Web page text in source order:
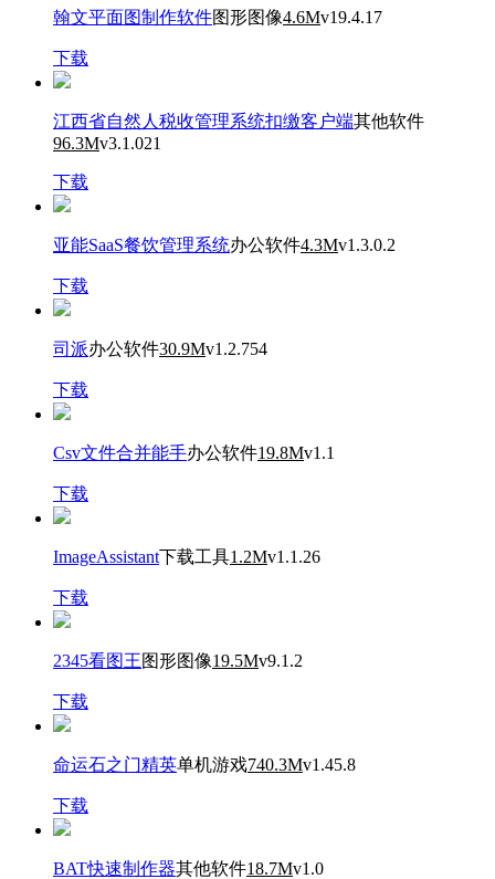
翰文平面图制作软件图形图像4.6Mv19.4.17
下载
江西省自然人税收管理系统扣缴客户端其他软件
96.3Mv3.1.021
下载
亚能SaaS餐饮管理系统办公软件4.3Mv1.3.0.2
下载
司派办公软件30.9Mv1.2.754
下载
Csv文件合并能手办公软件19.8Mv1.1
下载
ImageAssistant下载工具1.2Mv1.1.26
下载
2345看图王图形图像19.5Mv9.1.2
下载
命运石之门精英单机游戏740.3Mv1.45.8
下载
BAT快速制作器其他软件18.7Mv1.0